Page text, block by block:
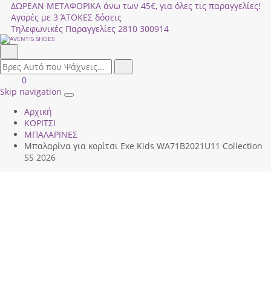
ΔΩΡΕΑΝ ΜΕΤΑΦΟΡΙΚΑ άνω των 45€, για όλες τις παραγγελίες!
Αγορές με 3 ΆΤΟΚΕΣ δόσεις
Τηλεφωνικές Παραγγελίες 2810 300914
field.search
Είσοδος
|
ΚΑΛΑΘΙ
ΑΓΟΡΩΝ
0
Skip navigation
Toggle
Αρχική
ΚΟΡΙΤΣΙ
ΜΠΑΛΑΡΙΝΕΣ
Μπαλαρίνα για κορίτσι Exe Kids WΑ71Β2021U11 Collection
SS 2026